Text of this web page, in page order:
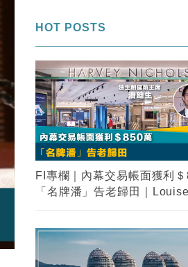
HOT POSTS
1
FI專欄｜內幕交易帳面獲利
「名牌潘」告老歸田｜
2
海南自貿港12.18推全新關稅
造國家「特殊關稅區」
3